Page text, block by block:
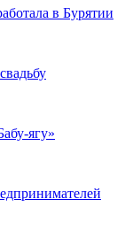
в Бурятии
ягу»